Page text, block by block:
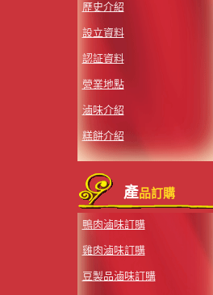
歷史介紹
設立資料
認証資料
營業地點
滷味介紹
糕餅介紹
產品訂購
鴨肉滷味訂購
雞肉滷味訂購
豆製品滷味訂購